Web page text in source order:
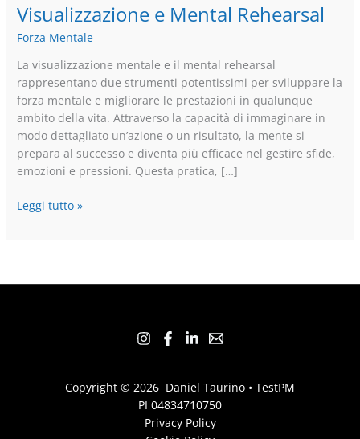
Visualizzazione e Mental Rehearsal
Forza Mentale
La visualizzazione mentale e il mental rehearsal
rappresentano due strumenti potentissimi per sviluppare la
forza mentale e migliorare le prestazioni in qualunque
ambito della vita. Attraverso la capacità di immaginare in
modo dettagliato un’azione o un risultato, la mente si
prepara al successo e diventa più efficace nel gestire sfide,
emozioni e pressioni. Questa pratica, […]
Visualizzazione
Mental
Rehearsal
Leggi tutto »
Copyright © 2026 Daniel Taurino • TestPM
PI 04834710750
Privacy Policy